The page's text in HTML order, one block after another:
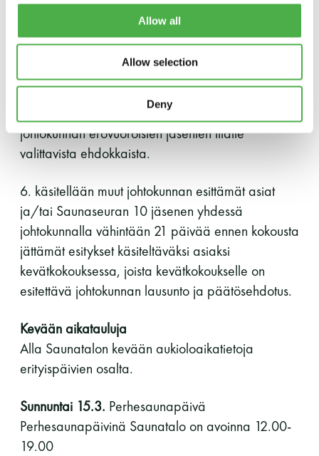
Allow all
Allow selection
Deny
5. valitaan nimitysvaliokunta, johon nimetään 3–5
jäsentä. Nimitysvaliokunnan tehtävänä on esittää
lukumäärästä 8–10 sekä tehdä ehdotus
ehdokkaista johtokunnan puheenjohtajaksi ja
johtokunnan erovuoroisten jäsenten tilalle
valittavista ehdokkaista.
6. käsitellään muut johtokunnan esittämät asiat
ja/tai Saunaseuran 10 jäsenen yhdessä
johtokunnalla vähintään 21 päivää ennen kokousta
jättämät esitykset käsiteltäväksi asiaksi
kevätkokouksessa, joista kevätkokoukselle on
esitettävä johtokunnan lausunto ja päätösehdotus.
Kevään aikatauluja
Alla Saunatalon kevään aukioloaikatietoja
erityispäivien osalta.
Sunnuntai 15.3. Perhesaunapäivä
Perhesaunapäivinä Saunatalo on avoinna 12.00-
19.00